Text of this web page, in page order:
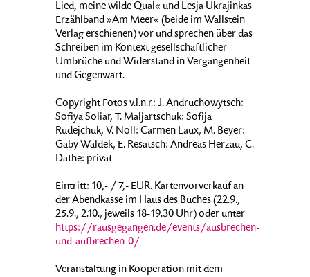
Lied, meine wilde Qual« und Lesja Ukrajinkas
Erzählband »Am Meer« (beide im Wallstein
Verlag erschienen) vor und sprechen über das
Schreiben im Kontext gesellschaftlicher
Umbrüche und Widerstand in Vergangenheit
und Gegenwart.
Copyright Fotos v.l.n.r.: J. Andruchowytsch:
Sofiya Soliar, T. Maljartschuk: Sofija
Rudejchuk, V. Noll: Carmen Laux, M. Beyer:
Gaby Waldek, E. Resatsch: Andreas Herzau, C.
Dathe: privat
Eintritt: 10,- / 7,- EUR. Kartenvorverkauf an
der Abendkasse im Haus des Buches (22.9.,
25.9., 2.10., jeweils 18-19.30 Uhr) oder unter
https://rausgegangen.de/events/ausbrechen-
und-aufbrechen-0/
Veranstaltung in Kooperation mit dem